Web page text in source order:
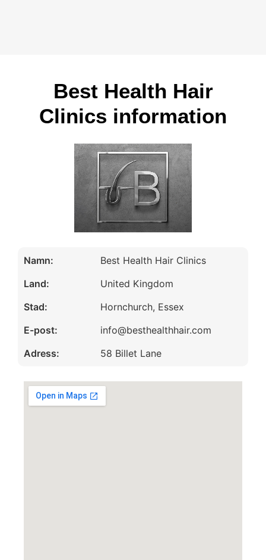
Best Health Hair
Clinics information
Namn:
Land:
Stad:
E-post:
Adress:
Best Health Hair Clinics
United Kingdom
Hornchurch, Essex
info@besthealthhair.com
58 Billet Lane